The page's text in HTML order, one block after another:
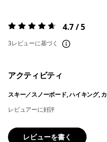
評価:4.7 / 5 4.7 / 5
3レビューに基づく
アクティビティ
スキー／スノーボード, ハイキング,
レビュアーに好評
レビューを書く